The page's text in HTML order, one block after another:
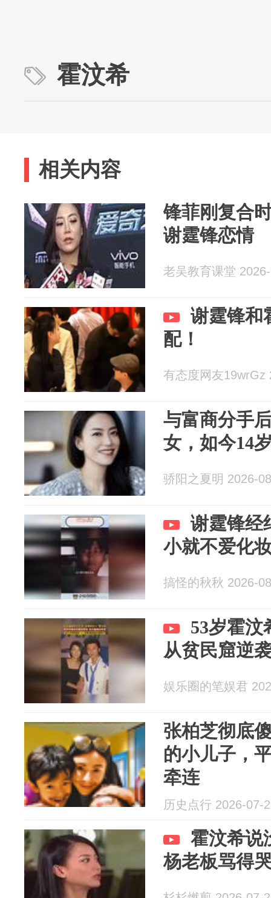
霍汶希
相关内容
锋菲刚复合
谢霆锋恋情
老吴教育课堂
谢霆锋和
配！
有态度网友19wrGz
与富商分手
女，如今14
骄阳之夏明 2026-
谢霆锋经
小就不爱化
搞怪的秋秋 2026-
53岁霍汶
从贫民窟逆
娱乐圈的笔娱君
张柏芝彻底
的小儿子，
牵连
历史点行 2026-07-
霍汶希说
杨老板骂得